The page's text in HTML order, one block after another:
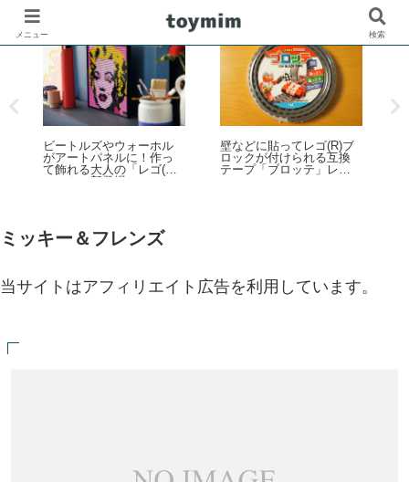
ビートルズやウォーホル
がアートパネルに！作っ
て飾れる大人の「レゴ(R)
アート」新登場
壁などに貼ってレゴ(R)ブ
ロックが付けられる互換
テープ「ブロッテ」レビ
ミッキー＆フレンズ
当サイトはアフィリエイト広告を利用しています。
メニュー 検索